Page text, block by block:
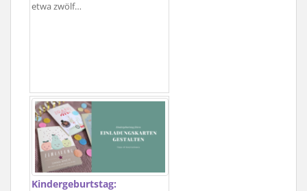
etwa zwölf…
Kindergeburtstag: